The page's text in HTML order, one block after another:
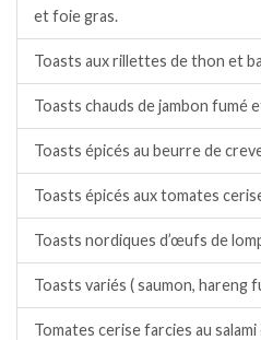
et foie gras.
Toasts aux rillettes de thon et
Toasts chauds de jambon fumé
Toasts épicés au beurre de
Toasts épicés aux tomates
Toasts nordiques d’œufs de
Toasts variés ( saumon, hareng
Tomates cerise farcies au